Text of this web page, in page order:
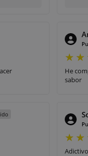
He
sabor
Adictivo